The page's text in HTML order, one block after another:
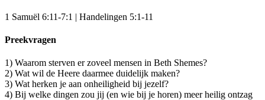
1 Samuël 6:11-7:1 | Handelingen 5:1-11
Preekvragen
1) Waarom sterven er zoveel mensen in Beth Shemes?
2) Wat wil de Heere daarmee duidelijk maken?
3) Wat herken je aan onheiligheid bij jezelf?
4) Bij welke dingen zou jij (en wie bij je horen) meer heilig ontzag